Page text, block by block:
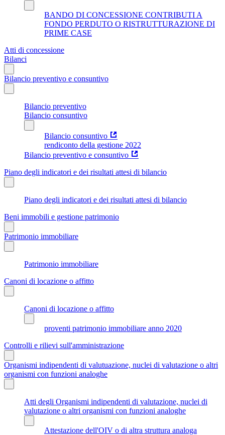
BANDO DI CONCESSIONE CONTRIBUTI A
FONDO PERDUTO O RISTRUTTURAZIONE DI
PRIME CASE
Atti di concessione
Bilanci
Bilancio preventivo e consuntivo
Bilancio preventivo
Bilancio consuntivo
Bilancio consuntivo
rendiconto della gestione 2022
Bilancio preventivo e consuntivo
Piano degli indicatori e dei risultati attesi di bilancio
Piano degli indicatori e dei risultati attesi di bilancio
Beni immobili e gestione patrimonio
Patrimonio immobiliare
Patrimonio immobiliare
Canoni di locazione o affitto
Canoni di locazione o affitto
proventi patrimonio immobiliare anno 2020
Controlli e rilievi sull'amministrazione
Organismi indipendenti di valutuazione, nuclei di valutazione o altri
organismi con funzioni analoghe
Atti degli Organismi indipendenti di valutazione, nuclei di
valutazione o altri organismi con funzioni analoghe
Attestazione dell'OIV o di altra struttura analoga